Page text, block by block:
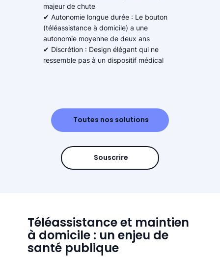
majeur de chute
✔ Autonomie longue durée : Le bouton
(téléassistance à domicile) a une
autonomie moyenne de deux ans
✔ Discrétion : Design élégant qui ne
ressemble pas à un dispositif médical
Toutes nos solutions
Souscrire
Téléassistance et maintien
à domicile : un enjeu de
santé publique